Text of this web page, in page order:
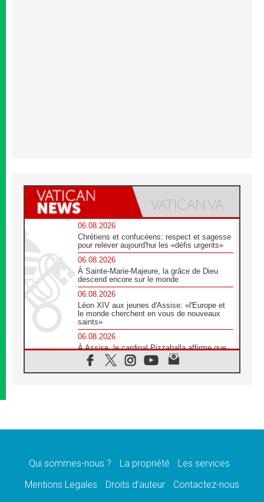
06.08.2026
Chrétiens et confucéens: respect et sagesse
pour relever aujourd'hui les «défis urgents»
06.08.2026
À Sainte-Marie-Majeure, la grâce de Dieu
descend encore sur le monde
06.08.2026
Léon XIV aux jeunes d'Assise: «l'Europe et
le monde cherchent en vous de nouveaux
saints»
06.08.2026
À Assise, le cardinal Pizzaballa affirme que
«les chrétiens veulent la paix»
06.08.2026
message de paix et de dignité humaine»
«La visite du Pape en Uruguay renforcera
Qui sommes-nous ? La propriété
Les services
Mentions Legales
Droits d’auteur Contactez-nous